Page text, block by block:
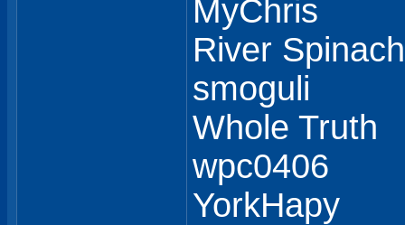
MyChris
River Spinach
smoguli
Whole Truth
wpc0406
YorkHapy